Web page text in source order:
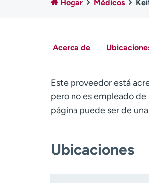
Hogar Médicos
Acerca de
Este proveedor está
pero no es empleado
página puede ser de
Ubicaciones